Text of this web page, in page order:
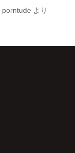
porntude より